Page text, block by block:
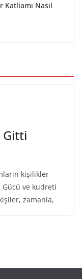
Katliamı Nasıl
Gitti
kişilikler
Gücü ve kudreti
zamanla,